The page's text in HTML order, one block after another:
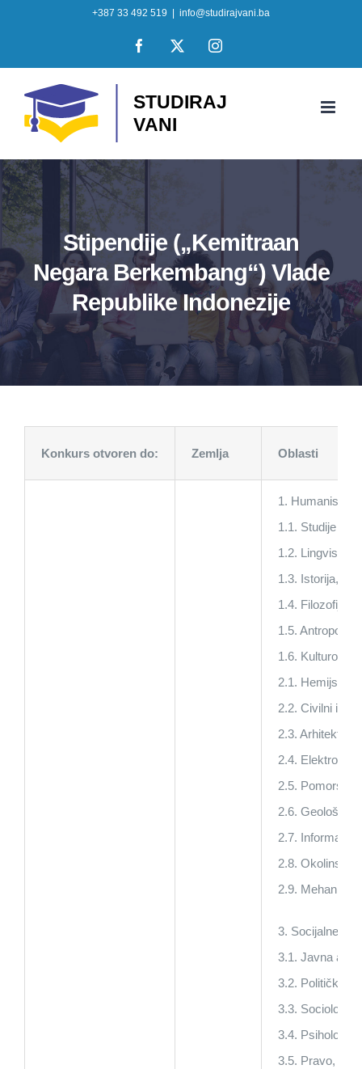
+387 33 492 519 info@studirajvani.ba
Facebook
X Instagram
Stipendije („Kemitraan
Negara Berkembang“) Vlade
Republike Indonezije
Konkurs otvoren do: Zemlja Oblasti
1.
1.1. Studije
1.2. Lingvistika,
1.3. Istorija,
1.4. Filozofija,
1.5.
1.6.
2.1. Hemijski
2.2. Civilni
2.3.
2.4. Elektro
2.5. Pomorski i
2.6. Geološki
2.7.
2.8. Okolinski
2.9. Mehanički
3. Socijalne
3.1. Javna
3.2. Političke
3.3. Sociologija,
3.4. Psihologija,
3.5. Pravo,